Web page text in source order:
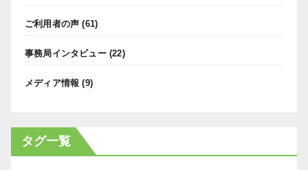
ご利用者の声 (61)
事務局インタビュー(22)
メディア情報 (9)
タグ一覧